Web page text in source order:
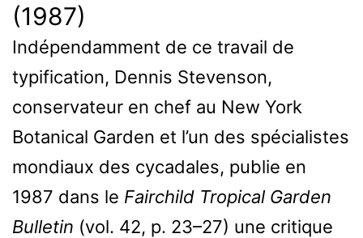
(1987)
Indépendamment de ce travail de
typification, Dennis Stevenson,
conservateur en chef au New York
Botanical Garden et l’un des spécialistes
mondiaux des cycadales, publie en
1987 dans le Fairchild Tropical Garden
Bulletin (vol. 42, p. 23–27) une critique